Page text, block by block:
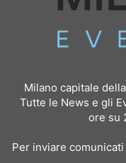
Milano capitale
Tutte le News e gli
ore su
Per inviare comunicati